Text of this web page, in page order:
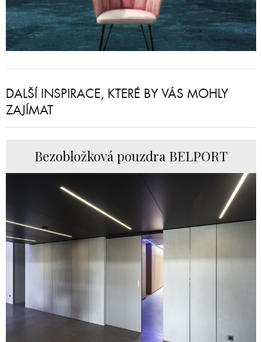
DALŠÍ INSPIRACE, KTERÉ BY VÁS MOHLY
ZAJÍMAT
Bezobložková pouzdra BELPORT